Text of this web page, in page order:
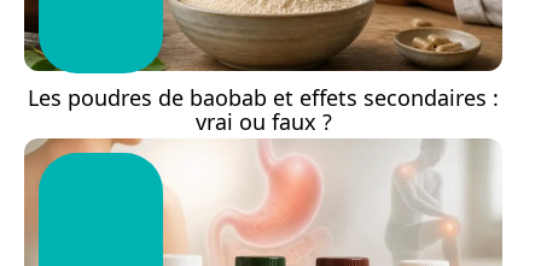
Les poudres de baobab et effets secondaires :
vrai ou faux ?